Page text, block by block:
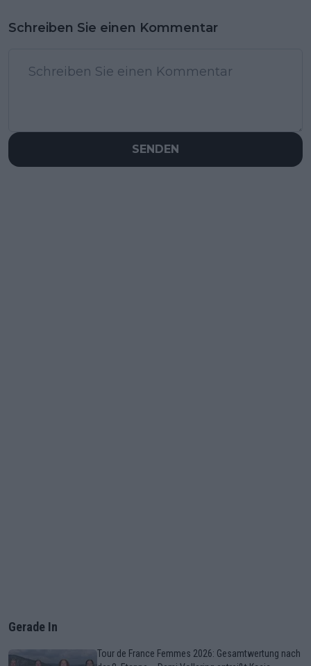
Schreiben Sie einen Kommentar
SENDEN
Gerade In
Tour de France Femmes 2026: Gesamtwertung nach